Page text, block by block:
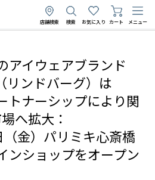
店舗検索 検索 お気に入り カート メニュー
アイウェアブランド
リンドバーグ）は
トナーシップにより関
へ拡大：
金）パリミキ心斎橋
ンショップをオープン